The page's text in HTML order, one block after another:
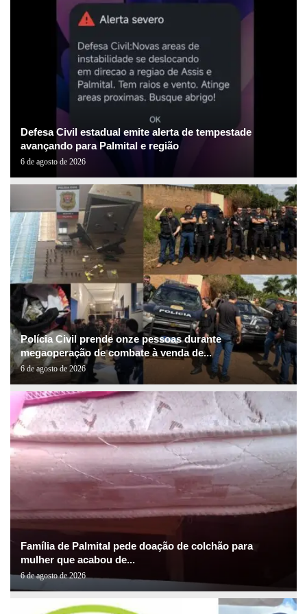
Defesa Civil estadual emite alerta de tempestade
avançando para Palmital e região
6 de agosto de 2026
Polícia Civil prende onze pessoas durante
megaoperação de combate à venda de...
6 de agosto de 2026
Família de Palmital pede doação de colchão para
mulher que acabou de...
6 de agosto de 2026